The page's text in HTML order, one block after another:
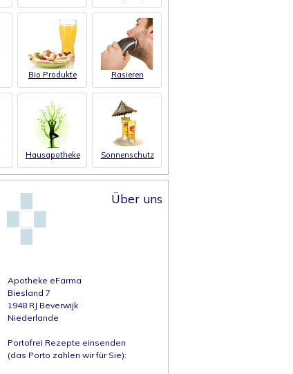
Bio Produkte Rasieren
Hausapotheke Sonnenschutz
Über uns
Apotheke eFarma
Biesland 7
1948 RJ Beverwijk
Niederlande
Portofrei Rezepte einsenden
(das Porto zahlen wir für Sie):